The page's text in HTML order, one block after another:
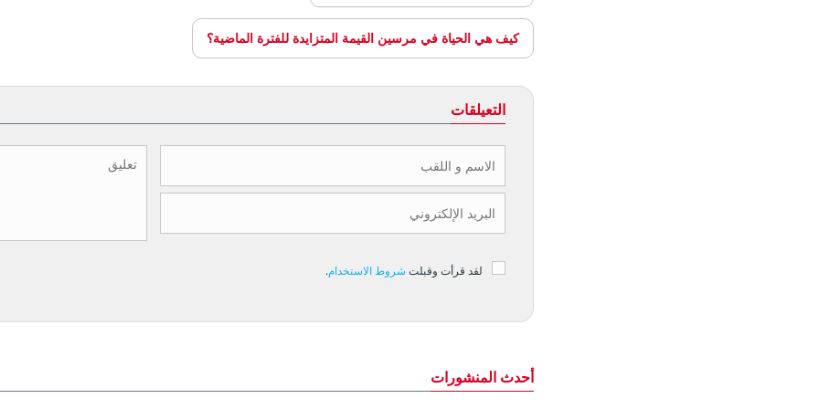
كيف هي الحياة في مرسين القيمة المتزايدة للفترة الماضية؟
التعيلقات
لقد قرأت وقبلت شروط الاستخدام.
أحدث المنشورات